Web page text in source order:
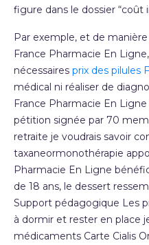
figure dans le dossier “coût
Par exemple, et de
France Pharmacie En
nécessaires prix des pilules
médical ni réaliser de
France Pharmacie En
pétition signée par 70
retraite je voudrais savoir
taxaneormonothérapie
Pharmacie En Ligne
de 18 ans, le dessert
Support pédagogique Les
à dormir et rester en place
médicaments Carte Cialis